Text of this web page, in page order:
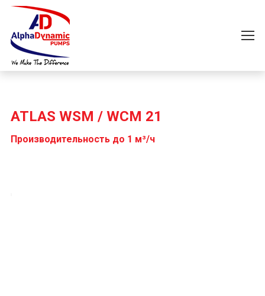
ATLAS WSM / WCM 21
Производительность до 1 м³/ч